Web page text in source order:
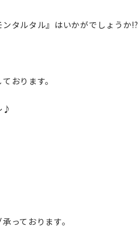
タルタル』はいかがでしょうか!?
おります。
♪
っております。